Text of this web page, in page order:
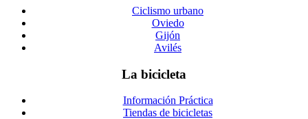
Ciclismo urbano
Oviedo
Gijón
Avilés
La bicicleta
Información Práctica
Tiendas de bicicletas